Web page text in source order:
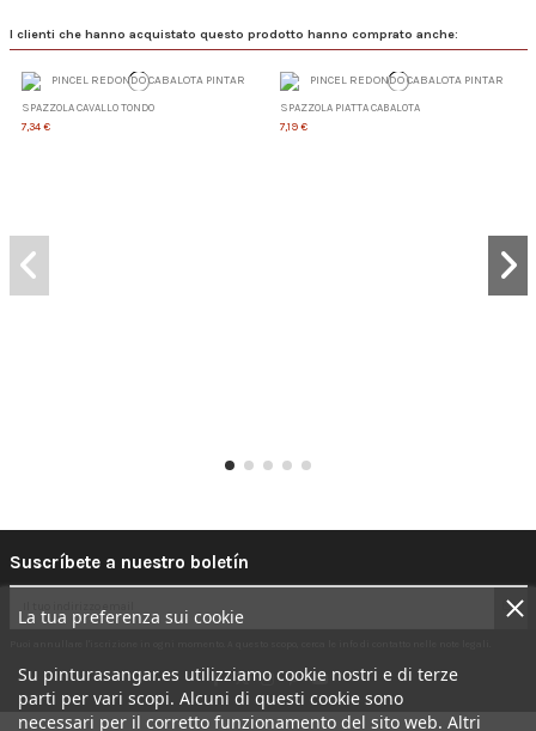
I clienti che hanno acquistato questo prodotto hanno comprato anche:
SPAZZOLA CAVALLO TONDO
7,34 €
SPAZZOLA PIATTA CABALOTA
7,19 €
Suscríbete a nuestro boletín
La tua preferenza sui cookie
Su pinturasangar.es utilizziamo cookie nostri e di terze
parti per vari scopi. Alcuni di questi cookie sono
necessari per il corretto funzionamento del sito web. Altri